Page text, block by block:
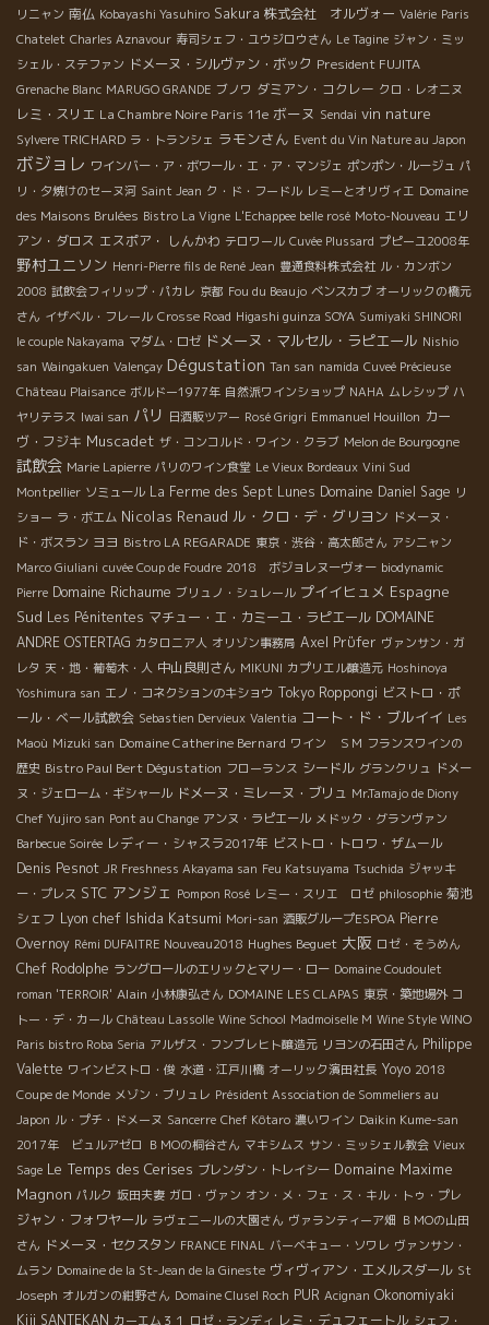
リニャン 南仏 Kobayashi Yasuhiro Sakura 株式会社 オルヴォー Valérie Paris
Chatelet Charles Aznavour 寿司シェフ・ユウジロウさん Le Tagine ジャン・ミッ
シェル・ステファン ドメーヌ・シルヴァン・ボック President FUJITA
Grenache Blanc MARUGO GRANDE ブノワ ダミアン・コクレー クロ・レオニヌ
レミ・スリエ La Chambre Noire Paris 11e ボーヌ Sendai vin nature
Sylvere TRICHARD ラ・トランシェ ラモンさん Event du Vin Nature au Japon
ボジョレ ワインバー・ア・ボワール・エ・ア・マンジェ ポンポン・ルージュ パ
リ・夕焼けのセーヌ河 Saint Jean ク・ド・フードル レミーとオリヴィエ Domaine
des Maisons Brulées Bistro La Vigne L'Echappee belle rosé Moto-Nouveau エリ
アン・ダロス エスポア・ しんかわ テロワール Cuvée Plussard プピーユ2008年
野村ユニソン Henri-Pierre fils de René Jean 豊通食料株式会社 ル・カンボン
2008 試飲会フィリップ・パカレ 京都 Fou du Beaujo ベンスカブ オーリックの橋元
さん イザベル・フレール Crosse Road Higashi guinza SOYA Sumiyaki SHINORI
le couple Nakayama マダム・ロゼ ドメーヌ・マルセル・ラピエール Nishio
san Waingakuen Valençay Dégustation Tan san namida Cuveé Précieuse
Château Plaisance ボルドー1977年 自然派ワインショップ NAHA ムレシップ ハ
ヤリテラス Iwai san パリ 日酒販ツアー Rosé Grigri Emmanuel Houillon カー
ヴ・フジキ Muscadet ザ・コンコルド・ワイン・クラブ Melon de Bourgogne
試飲会 Marie Lapierre パリのワイン食堂 Le Vieux Bordeaux Vini Sud
Montpellier ソミュール La Ferme des Sept Lunes Domaine Daniel Sage リ
ショー ラ・ボエム Nicolas Renaud ル・クロ・デ・グリヨン ドメーヌ・
ド・ボスラン ヨヨ Bistro LA REGARADE 東京・渋谷・高太郎さん アシニャン
Marco Giuliani cuvée Coup de Foudre 2018 ボジョレヌーヴォー biodynamic
Pierre Domaine Richaume ブリュノ・シュレール プイイヒュメ Espagne
Sud Les Pénitentes マチュー・エ・カミーユ・ラピエール DOMAINE
ANDRE OSTERTAG カタロニア人 オリゾン事務局 Axel Prϋfer ヴァンサン・ガ
レタ 天・地・葡萄木・人 中山良則さん MIKUNI カプリエル醸造元 Hoshinoya
Yoshimura san エノ・コネクションのキショウ Tokyo Roppongi ビストロ・ポ
ール・ベール試飲会 Sebastien Dervieux Valentia コート・ド・ブルイイ Les
Maoù Mizuki san Domaine Catherine Bernard ワイン ＳＭ フランスワインの
歴史 Bistro Paul Bert Dégustation フローランス シードル グランクリュ ドメー
ヌ・ジェローム・ギシャール ドメーヌ・ミレーヌ・ブリュ Mr.Tamajo de Diony
Chef Yujiro san Pont au Change アンヌ・ラピエール メドック・グランヴァン
Barbecue Soirée レディー・シャスラ2017年 ビストロ・トロワ・ザムール
Denis Pesnot JR Freshness Akayama san Feu Katsuyama Tsuchida ジャッキ
ー・プレス STC アンジェ Pompon Rosé レミー・スリエ ロゼ philosophie 菊池
シェフ Lyon chef Ishida Katsumi Mori-san 酒販グループESPOA Pierre
Overnoy Rémi DUFAITRE Nouveau2018 Hughes Beguet 大阪 ロゼ・そうめん
Chef Rodolphe ラングロールのエリックとマリー・ロー Domaine Coudoulet
roman 'TERROIR' Alain 小林康弘さん DOMAINE LES CLAPAS 東京・築地場外 コ
トー・デ・カール Château Lassolle Wine School Madmoiselle M Wine Style WINO
Paris bistro Roba Seria アルザス・フンブレヒト醸造元 リヨンの石田さん Philippe
Valette ワインビストロ・俊 水道・江戸川橋 オーリック濱田社長 Yoyo 2018
Coupe de Monde メゾン・ブリュレ Président Association de Sommeliers au
Japon ル・プチ・ドメーヌ Sancerre Chef Kôtaro 濃いワイン Daikin Kume-san
2017年 ビュルアゼロ ＢＭОの桐谷さん マキシムス サン・ミッシェル教会 Vieux
Sage Le Temps des Cerises ブレンダン・トレイシー Domaine Maxime
Magnon パルク 坂田夫妻 ガロ・ヴァン オン・メ・フェ・ス・キル・トゥ・プレ
ジャン・フォワヤール ラヴェニールの大園さん ヴァランティーア畑 ＢＭОの山田
さん ドメーヌ・セクスタン FRANCE FINAL バーベキュー・ソワレ ヴァンサン・
ムラン Domaine de la St-Jean de la Gineste ヴィヴィアン・エメルスダール St
Joseph オルガンの紺野さん Domaine Clusel Roch PUR Acignan Okonomiyaki
Kiji SANTEKAN カーエム３１ ロゼ・ランディ レミ・デュフェートル シェフ・